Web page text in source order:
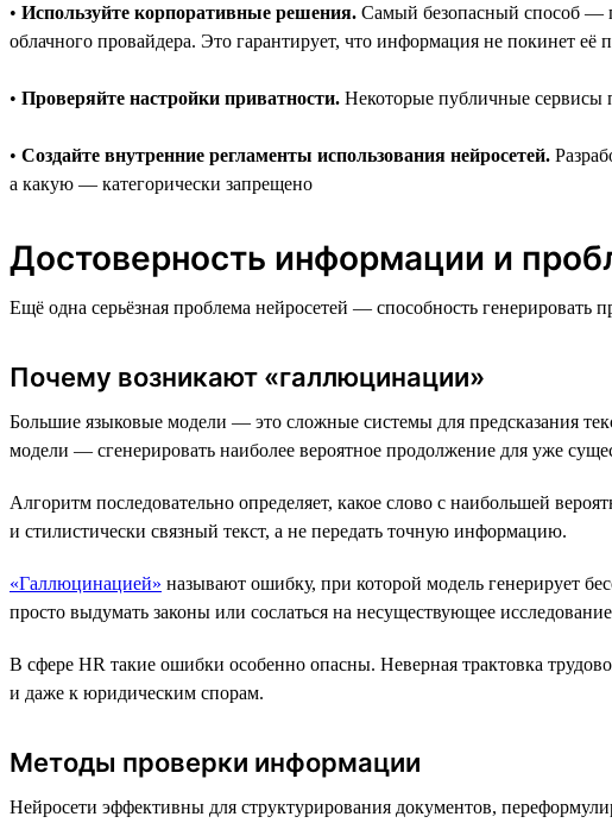
• Используйте корпоративные решения. Самый безопасный способ —
облачного провайдера. Это гарантирует, что информация не покинет
• Проверяйте настройки приватности. Некоторые публичные сервисы
• Создайте внутренние регламенты использования нейросетей.
а какую — категорически запрещено
Достоверность информации и
Ещё одна серьёзная проблема нейросетей — способность
Почему возникают «галлюцинации»
Большие языковые модели — это сложные системы для предсказания
модели — сгенерировать наиболее вероятное продолжение для уже
Алгоритм последовательно определяет, какое слово с наибольшей
и стилистически связный текст, а не передать точную информацию.
«Галлюцинацией» называют ошибку, при которой модель генерирует
просто выдумать законы или сослаться на несуществующее
В сфере HR такие ошибки особенно опасны. Неверная трактовка
и даже к юридическим спорам.
Методы проверки информации
Нейросети эффективны для структурирования документов,